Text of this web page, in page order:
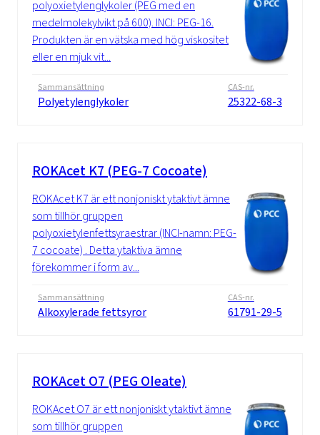
polyoxietylenglykoler (PEG med en
medelmolekylvikt på 600). INCI: PEG-16.
Produkten är en vätska med hög viskositet
eller en mjuk vit...
Sammansättning
Polyetylenglykoler
CAS-nr.
25322-68-3
ROKAcet K7 (PEG-7 Cocoate)
ROKAcet K7 är ett nonjoniskt ytaktivt ämne
som tillhör gruppen
polyoxietylenfettsyraestrar (INCI-namn: PEG-
7 cocoate) . Detta ytaktiva ämne
förekommer i form av...
Sammansättning
Alkoxylerade fettsyror
CAS-nr.
61791-29-5
ROKAcet O7 (PEG Oleate)
ROKAcet O7 är ett nonjoniskt ytaktivt ämne
som tillhör gruppen